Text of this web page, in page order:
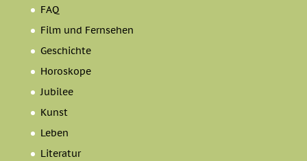
FAQ
Film und Fernsehen
Geschichte
Horoskope
Jubilee
Kunst
Leben
Literatur